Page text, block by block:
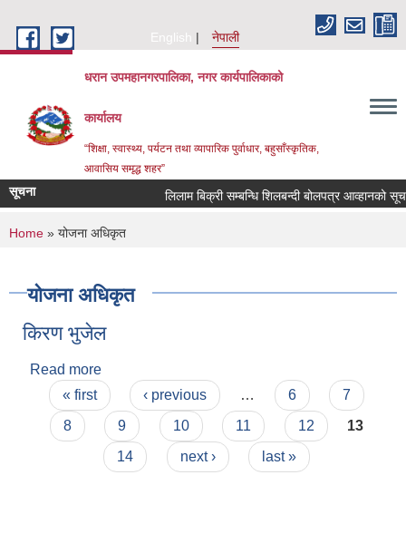
English
नेपाली
धरान उपमहानगरपालिका, नगर कार्यपालिकाको
कार्यालय
“शिक्षा, स्वास्थ्य, पर्यटन तथा व्यापारिक पुर्वाधार, बहुसाँस्कृतिक,
आवासिय समृद्ध शहर”
सूचना लिलाम बिक्री सम्बन्धि शिलबन्दी बोलपत्र
You are here
Home » योजना अधिकृत
योजना अधिकृत
किरण भुजेल
Read more
Pages
« first ‹ previous … 6
7
8
9 10 11 12
13
14
next › last »